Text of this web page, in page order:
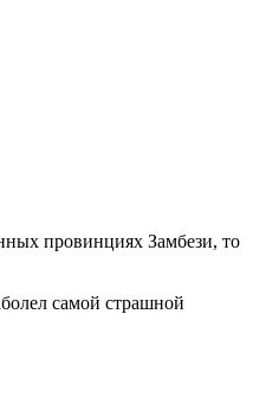
провинциях Замбези, то
самой страшной